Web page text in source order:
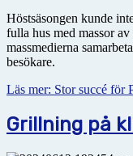
Höstsäsongen kunde
fulla hus med massor
massmedierna
besökare.
Läs mer: Stor succé för
Grillning på